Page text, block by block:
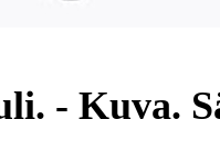
- Kuva.